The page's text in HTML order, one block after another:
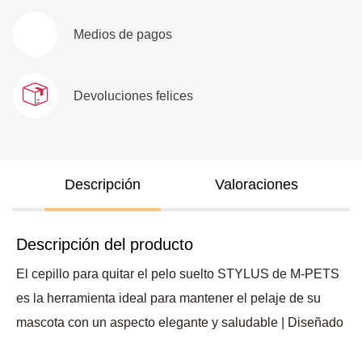
Medios de pagos
Devoluciones felices
Descripción Valoraciones
Descripción del producto
El cepillo para quitar el pelo suelto STYLUS de M-PETS
es la herramienta ideal para mantener el pelaje de su
mascota con un aspecto elegante y saludable | Diseñado